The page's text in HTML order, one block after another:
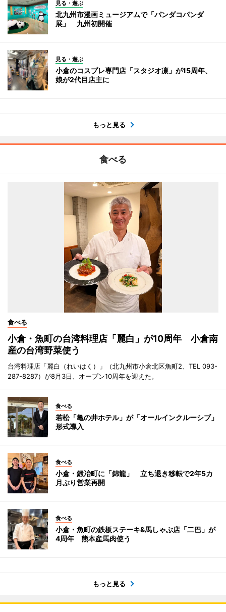
見る・遊ぶ
北九州市漫画ミュージアムで「パンダコパンダ
展」 九州初開催
見る・遊ぶ
小倉のコスプレ専門店「スタジオ凛」が15周年、
娘が2代目店主に
もっと見る
食べる
食べる
小倉・魚町の台湾料理店「麗白」が10周年 小倉南
産の台湾野菜使う
台湾料理店「麗白（れいはく）」（北九州市小倉北区魚町2、TEL 093-
287-8287）が8月3日、オープン10周年を迎えた。
食べる
若松「亀の井ホテル」が「オールインクルーシブ」
形式導入
食べる
小倉・鍛冶町に「錦龍」 立ち退き移転で2年5カ
月ぶり営業再開
食べる
小倉・魚町の鉄板ステーキ&馬しゃぶ店「二巴」が
4周年 熊本産馬肉使う
もっと見る